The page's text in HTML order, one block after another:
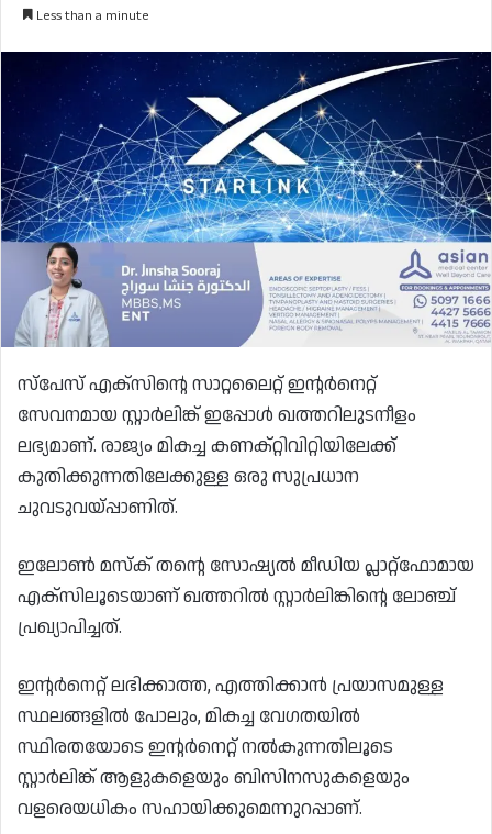
Less than a minute
സ്‌പേസ് എക്‌സിന്റെ സാറ്റലൈറ്റ് ഇന്റർനെറ്റ്
സേവനമായ സ്റ്റാർലിങ്ക് ഇപ്പോൾ ഖത്തറിലുടനീളം
ലഭ്യമാണ്. രാജ്യം മികച്ച കണക്റ്റിവിറ്റിയിലേക്ക്
കുതിക്കുന്നതിലേക്കുള്ള ഒരു സുപ്രധാന
ചുവടുവയ്പ്പാണിത്.
ഇലോൺ മസ്‌ക് തന്റെ സോഷ്യൽ മീഡിയ പ്ലാറ്റ്‌ഫോമായ
എക്‌സിലൂടെയാണ് ഖത്തറിൽ സ്റ്റാർലിങ്കിന്റെ ലോഞ്ച്
പ്രഖ്യാപിച്ചത്.
ഇന്റർനെറ്റ് ലഭിക്കാത്ത, എത്തിക്കാൻ പ്രയാസമുള്ള
സ്ഥലങ്ങളിൽ പോലും, മികച്ച വേഗതയിൽ
സ്ഥിരതയോടെ ഇന്റർനെറ്റ് നൽകുന്നതിലൂടെ
സ്റ്റാർലിങ്ക് ആളുകളെയും ബിസിനസുകളെയും
വളരെയധികം സഹായിക്കുമെന്നുറപ്പാണ്.